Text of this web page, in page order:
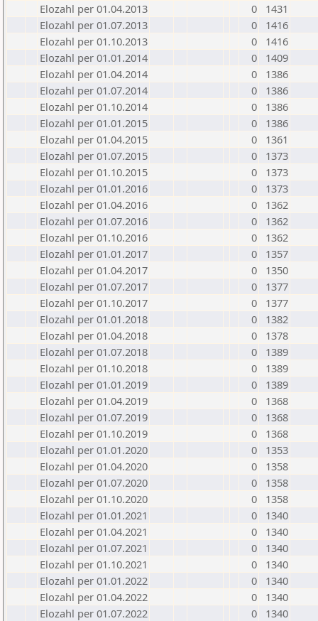
Elozahl per 01.04.2013
0
1431
Elozahl per 01.07.2013
0
1416
Elozahl per 01.10.2013
0
1416
Elozahl per 01.01.2014
0
1409
Elozahl per 01.04.2014
0
1386
Elozahl per 01.07.2014
0
1386
Elozahl per 01.10.2014
0
1386
Elozahl per 01.01.2015
0
1386
Elozahl per 01.04.2015
0
1361
Elozahl per 01.07.2015
0
1373
Elozahl per 01.10.2015
0
1373
Elozahl per 01.01.2016
0
1373
Elozahl per 01.04.2016
0
1362
Elozahl per 01.07.2016
0
1362
Elozahl per 01.10.2016
0
1362
Elozahl per 01.01.2017
0
1357
Elozahl per 01.04.2017
0
1350
Elozahl per 01.07.2017
0
1377
Elozahl per 01.10.2017
0
1377
Elozahl per 01.01.2018
0
1382
Elozahl per 01.04.2018
0
1378
Elozahl per 01.07.2018
0
1389
Elozahl per 01.10.2018
0
1389
Elozahl per 01.01.2019
0
1389
Elozahl per 01.04.2019
0
1368
Elozahl per 01.07.2019
0
1368
Elozahl per 01.10.2019
0
1368
Elozahl per 01.01.2020
0
1353
Elozahl per 01.04.2020
0
1358
Elozahl per 01.07.2020
0
1358
Elozahl per 01.10.2020
0
1358
Elozahl per 01.01.2021
0
1340
Elozahl per 01.04.2021
0
1340
Elozahl per 01.07.2021
0
1340
Elozahl per 01.10.2021
0
1340
Elozahl per 01.01.2022
0
1340
Elozahl per 01.04.2022
0
1340
Elozahl per 01.07.2022
0
1340